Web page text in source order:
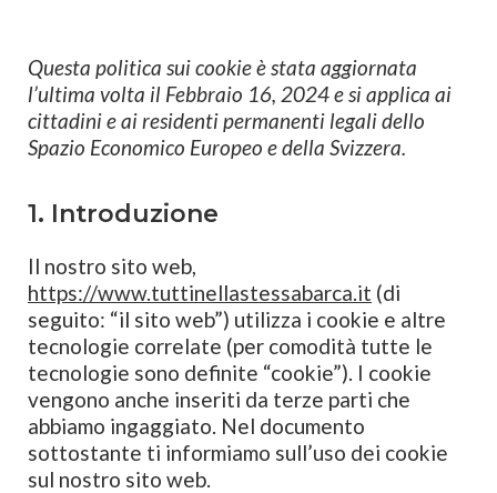
Questa politica sui cookie è stata aggiornata
l’ultima volta il Febbraio 16, 2024 e si applica ai
cittadini e ai residenti permanenti legali dello
Spazio Economico Europeo e della Svizzera.
1. Introduzione
Il nostro sito web,
https://www.tuttinellastessabarca.it (di
seguito: “il sito web”) utilizza i cookie e altre
tecnologie correlate (per comodità tutte le
tecnologie sono definite “cookie”). I cookie
vengono anche inseriti da terze parti che
abbiamo ingaggiato. Nel documento
sottostante ti informiamo sull’uso dei cookie
sul nostro sito web.